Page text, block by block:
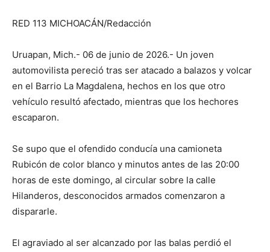
RED 113 MICHOACÁN/Redacción
Uruapan, Mich.- 06 de junio de 2026.- Un joven
automovilista pereció tras ser atacado a balazos y volcar
en el Barrio La Magdalena, hechos en los que otro
vehículo resultó afectado, mientras que los hechores
escaparon.
Se supo que el ofendido conducía una camioneta
Rubicón de color blanco y minutos antes de las 20:00
horas de este domingo, al circular sobre la calle
Hilanderos, desconocidos armados comenzaron a
dispararle.
El agraviado al ser alcanzado por las balas perdió el